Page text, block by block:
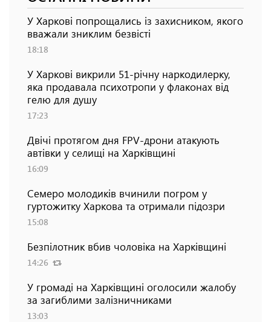
У Харкові попрощались із захисником, якого
вважали зниклим безвісті
18:18
У Харкові викрили 51-річну наркодилерку,
яка продавала психотропи у флаконах від
гелю для душу
17:23
Двічі протягом дня FPV-дрони атакують
автівки у селищі на Харківщині
16:09
Семеро молодиків вчинили погром у
гуртожитку Харкова та отримали підозри
15:08
Безпілотник вбив чоловіка на Харківщині
14:26
У громаді на Харківщині оголосили жалобу
за загиблими залізничниками
13:03